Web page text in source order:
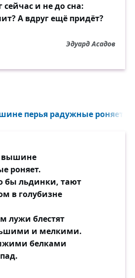
станут годы
золотыми!
мрак, что прожит,
нету,
упрямо я
не встреченная,
не замеченная!
напасти,
сейчас и не до сна:
А вдруг ещё придёт?
Эдуард Асадов
перья радужные роняет...
вышине
роняет.
бы льдинки, тают
в голубизне
лужи блестят
и мелкими.
белками